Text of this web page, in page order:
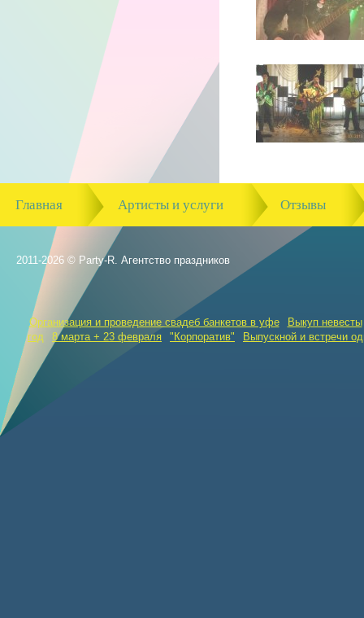
Главная Артисты и услуги Отзывы
2011-2026 © Party-R. Агентство праздников
Организация и проведение свадеб банкетов в уфе
Выкуп невесты
год
8 марта + 23 февраля "Корпоратив" Выпускной и встречи